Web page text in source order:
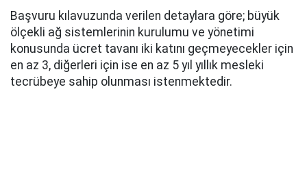
Başvuru kılavuzunda verilen detaylara göre; büyük
ölçekli ağ sistemlerinin kurulumu ve yönetimi
konusunda ücret tavanı iki katını geçmeyecekler için
en az 3, diğerleri için ise en az 5 yıl yıllık mesleki
tecrübeye sahip olunması istenmektedir.